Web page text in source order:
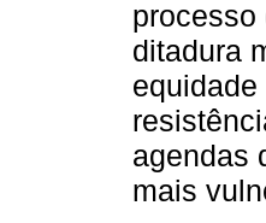
processo
ditadura
agendas
mais